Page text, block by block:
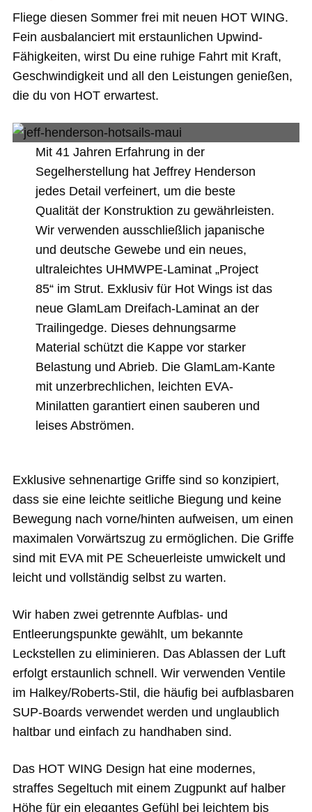
Fliege diesen Sommer frei mit neuen HOT WING.
Fein ausbalanciert mit erstaunlichen Upwind-
Fähigkeiten, wirst Du eine ruhige Fahrt mit Kraft,
Geschwindigkeit und all den Leistungen genießen,
die du von HOT erwartest.
Mit 41 Jahren Erfahrung in der
Segelherstellung hat Jeffrey Henderson
jedes Detail verfeinert, um die beste
Qualität der Konstruktion zu gewährleisten.
Wir verwenden ausschließlich japanische
und deutsche Gewebe und ein neues,
ultraleichtes UHMWPE-Laminat „Project
85“ im Strut. Exklusiv für Hot Wings ist das
neue GlamLam Dreifach-Laminat an der
Trailingedge. Dieses dehnungsarme
Material schützt die Kappe vor starker
Belastung und Abrieb. Die GlamLam-Kante
mit unzerbrechlichen, leichten EVA-
Minilatten garantiert einen sauberen und
leises Abströmen.
Exklusive sehnenartige Griffe sind so konzipiert,
dass sie eine leichte seitliche Biegung und keine
Bewegung nach vorne/hinten aufweisen, um einen
maximalen Vorwärtszug zu ermöglichen. Die Griffe
sind mit EVA mit PE Scheuerleiste umwickelt und
leicht und vollständig selbst zu warten.
Wir haben zwei getrennte Aufblas- und
Entleerungspunkte gewählt, um bekannte
Leckstellen zu eliminieren. Das Ablassen der Luft
erfolgt erstaunlich schnell. Wir verwenden Ventile
im Halkey/Roberts-Stil, die häufig bei aufblasbaren
SUP-Boards verwendet werden und unglaublich
haltbar und einfach zu handhaben sind.
Das HOT WING Design hat eine modernes,
straffes Segeltuch mit einem Zugpunkt auf halber
Höhe für ein elegantes Gefühl bei leichtem bis